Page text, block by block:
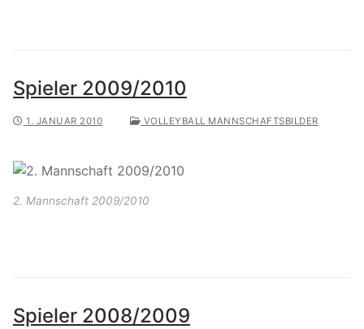
Spieler 2009/2010
1. JANUAR 2010 VOLLEYBALL MANNSCHAFTSBILDER
2. Mannschaft 2009/2010
Spieler 2008/2009